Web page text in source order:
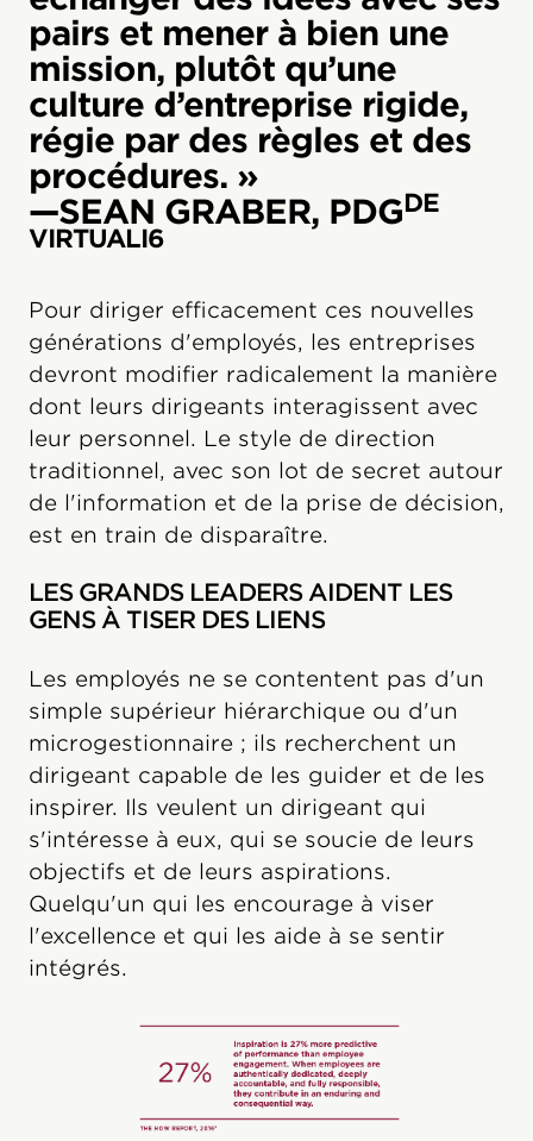
pairs et mener à bien une
mission, plutôt qu’une
culture d’entreprise rigide,
régie par des règles et des
procédures. »
—SEAN GRABER, PDGDE
VIRTUALI6
Pour diriger efficacement ces nouvelles
générations d'employés, les entreprises
devront modifier radicalement la manière
dont leurs dirigeants interagissent avec
leur personnel. Le style de direction
traditionnel, avec son lot de secret autour
de l'information et de la prise de décision,
est en train de disparaître.
LES GRANDS LEADERS AIDENT LES
GENS À TISER DES LIENS
Les employés ne se contentent pas d'un
simple supérieur hiérarchique ou d'un
microgestionnaire ; ils recherchent un
dirigeant capable de les guider et de les
inspirer. Ils veulent un dirigeant qui
s'intéresse à eux, qui se soucie de leurs
objectifs et de leurs aspirations.
Quelqu'un qui les encourage à viser
l'excellence et qui les aide à se sentir
intégrés.